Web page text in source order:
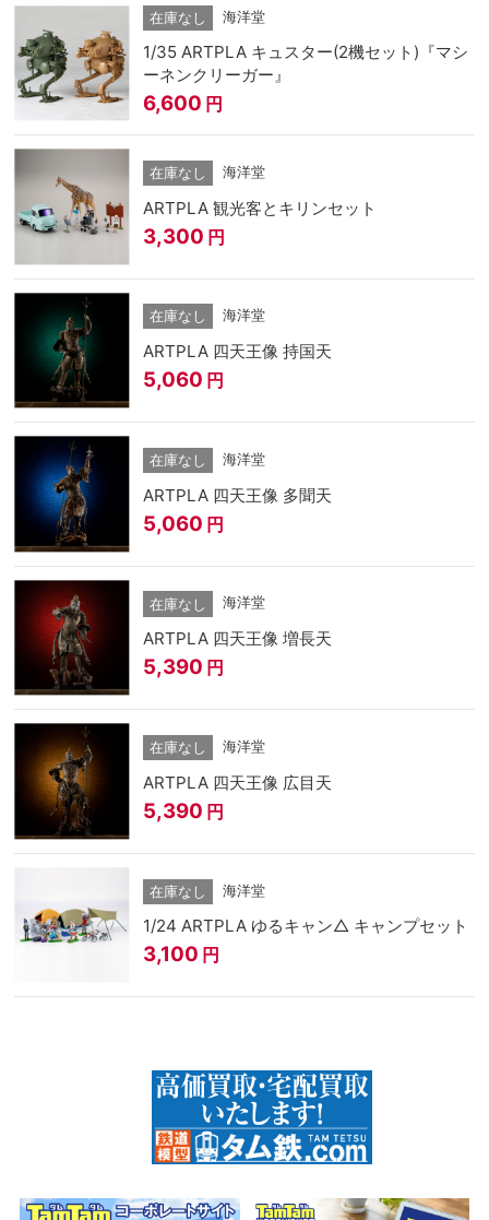
在庫なし 海洋堂
1/35 ARTPLA キュスター(2機セット)『マシ
ーネンクリーガー』
6,600 円
在庫なし 海洋堂
ARTPLA 観光客とキリンセット
3,300 円
在庫なし 海洋堂
ARTPLA 四天王像 持国天
5,060 円
在庫なし 海洋堂
ARTPLA 四天王像 多聞天
5,060 円
在庫なし 海洋堂
ARTPLA 四天王像 増長天
5,390 円
在庫なし 海洋堂
ARTPLA 四天王像 広目天
5,390 円
在庫なし 海洋堂
1/24 ARTPLA ゆるキャン△ キャンプセット
3,100 円